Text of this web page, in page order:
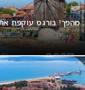
אירוויזיון 2027: מהפך! בורגס